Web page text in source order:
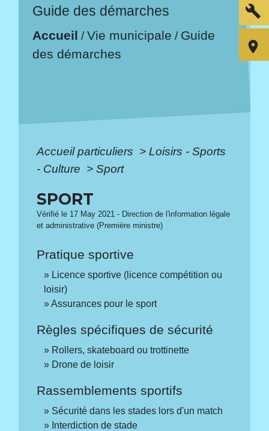
Guide des démarches
Accueil /Vie municipale / Guide
des démarches
Accueil particuliers > Loisirs - Sports
- Culture > Sport
SPORT
Vérifié le 17 May 2021 - Direction de l'information légale
et administrative (Première ministre)
Pratique sportive
Licence sportive (licence compétition ou
loisir)
Assurances pour le sport
Règles spécifiques de sécurité
Rollers, skateboard ou trottinette
Drone de loisir
Rassemblements sportifs
Sécurité dans les stades lors d'un match
Interdiction de stade
build
room